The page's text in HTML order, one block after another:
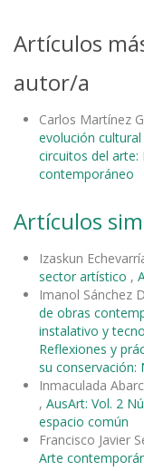
Artículos
autor/a
Carlos Martínez
evolución cultural
circuitos del arte:
contemporáneo
Artículos
Izaskun
sector artístico ,
Imanol Sánchez
de obras
instalativo y
Reflexiones y
su
Inmaculada
, AusArt: Vol. 2
espacio común
Francisco Javier
Arte